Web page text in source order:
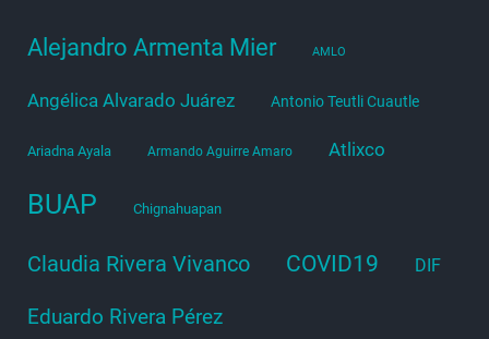
Alejandro Armenta Mier AMLO
Angélica Alvarado Juárez Antonio Teutli Cuautle
Ariadna Ayala Armando Aguirre Amaro Atlixco
BUAP Chignahuapan
Claudia Rivera Vivanco COVID19 DIF
Eduardo Rivera Pérez